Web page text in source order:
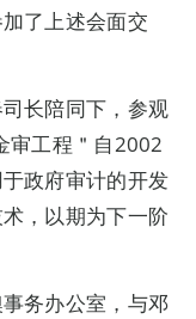
了上述会面交
长陪同下，参观
审工程＂自2002
政府审计的开发
，以期为下一阶
务办公室，与邓